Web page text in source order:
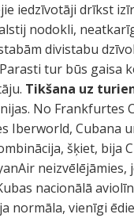
iedzīvotāji drīkst
nodokli,
divistabu
tur būs gaisa
Tikšana uz
No Frankfurtes
Iberworld, Cubana
šķiet, bija
nacionālā
normāla, vienīgi